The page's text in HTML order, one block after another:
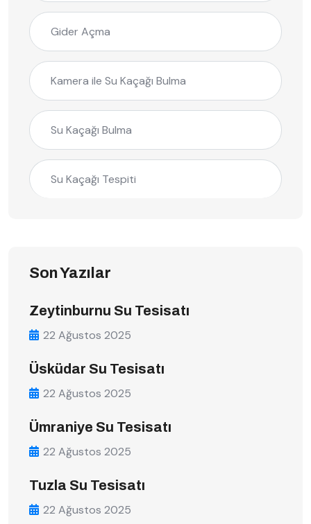
Gider Açma
Kamera ile Su Kaçağı Bulma
Su Kaçağı Bulma
Su Kaçağı Tespiti
Son Yazılar
Zeytinburnu Su Tesisatı
22 Ağustos 2025
Üsküdar Su Tesisatı
22 Ağustos 2025
Ümraniye Su Tesisatı
22 Ağustos 2025
Tuzla Su Tesisatı
22 Ağustos 2025